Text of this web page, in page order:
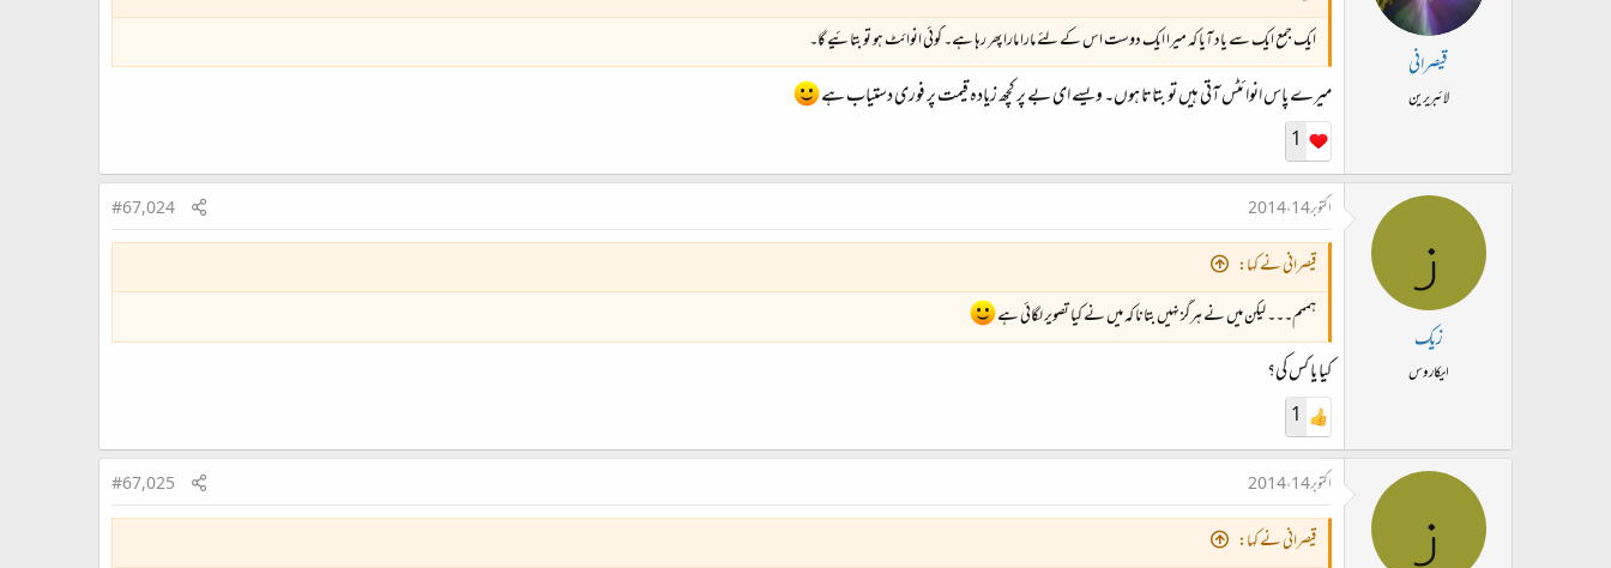
قیصرانی
لائبریرین
ایک جمع ایک سے یاد آیا کہ میرا ایک دوست اس کے لئے مارا مارا پھر رہا ہے۔ کوئی انوائٹ ہو تو بتائیے گا۔
میرے پاس انوائٹس آتی ہیں تو بتاتا ہوں۔ ویسے ای بے پر کچھ زیادہ قیمت پر فوری دستیاب ہے
1
ز
زیک
ایکاروس
اکتوبر 14، 2014 #67,024
قیصرانی نے کہا:
ہممم۔۔۔ لیکن میں نے ہرگز نہیں بتانا کہ میں نے کیا تصویر لگائی ہے
کیا یا کس کی؟
1
ز
اکتوبر 14، 2014 #67,025
قیصرانی نے کہا: